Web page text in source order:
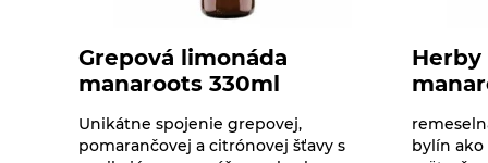
Pseudoobilniny
Ryže
nakličovanie
Dezertné krémy -
Tyčinky, sušienky,
Dr.Popov - bylinné
kvapky
Dr.Popov - rôzne
Grepová limonáda
manaroots 330ml
Unikátne spojenie grepovej,
pomarančovej a citrónovej šťavy s
bylín ako